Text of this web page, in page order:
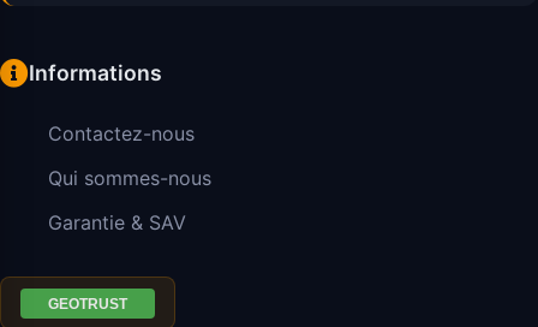
Informations
Contactez-nous
Qui sommes-nous
Garantie & SAV